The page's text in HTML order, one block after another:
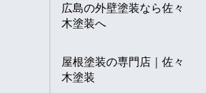
広島の外壁塗装なら佐々
木塗装へ
屋根塗装の専門店｜佐々
木塗装